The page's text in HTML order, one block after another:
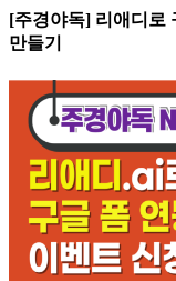
[주경야독] 리애디로
만들기